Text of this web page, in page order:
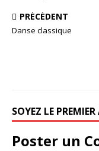
PRÉCÉDENT
Danse classique
SOYEZ LE
Poster un